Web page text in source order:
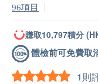
96項目
賺取10,797積分
體檢前可免費取
1則